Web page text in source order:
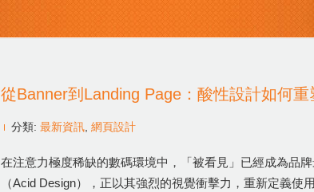
從Banner到Landing Page：酸性設計如何
分類: 最新資訊, 網頁設計
在注意力極度稀缺的數碼環境中，「被看見」已經成為品
（Acid Design），正以其強烈的視覺衝擊力，重新定義